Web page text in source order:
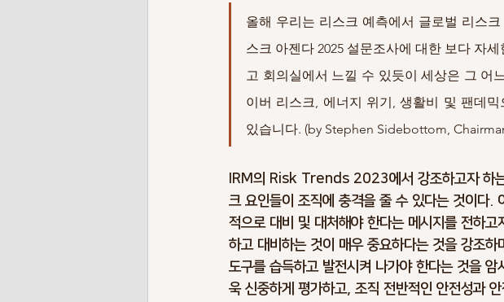
Pendemic Risks Energy Risks Infrastructure Risks
Envionment Risks Contigency Plan Ciber Risks
올해 우리는 리스크 예측에서 글로벌 리스
스크 아젠다 2025 설문조사에 대한 보다 자
고 회의실에서 느낄 수 있듯이 세상은 그 어
이버 리스크, 에너지 위기, 생활비 및 팬데
있습니다. (by Stephen Sidebottom,
IRM의 Risk Trends 2023에서 강조하고자 하는
크 요인들이 조직에 충격을 줄 수 있다는 것이다.
적으로 대비 및 대처해야 한다는 메시지를 전하
하고 대비하는 것이 매우 중요하다는 것을 강조
도구를 습득하고 발전시켜 나가야 한다는 것을
욱 신중하게 평가하고, 조직 전반적인 안전성과